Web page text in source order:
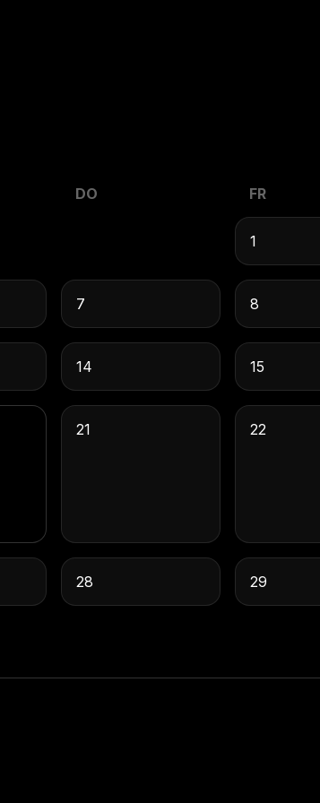
DO FR
1
7 8
14 15
21 22
28 29